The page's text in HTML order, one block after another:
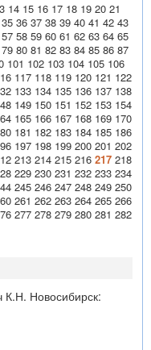
14 15 16 17 18 19 20 21
35 36 37 38 39 40 41 42 43
57 58 59 60 61 62 63 64 65
79 80 81 82 83 84 85 86 87
101 102 103 104 105 106
117 118 119 120 121 122
133 134 135 136 137 138
149 150 151 152 153 154
165 166 167 168 169 170
181 182 183 184 185 186
197 198 199 200 201 202
213 214 215 216 217 218
229 230 231 232 233 234
245 246 247 248 249 250
261 262 263 264 265 266
277 278 279 280 281 282
К.Н. Новосибирск: